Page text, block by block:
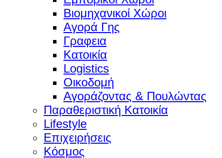
Βιομηχανικοί Χώροι
Αγορά Γης
Γραφεια
Κατοικία
Logistics
Οικοδομή
Αγοράζοντας & Πουλώντας
Παραθεριστική Κατοικία
Lifestyle
Επιχειρήσεις
Κόσμος